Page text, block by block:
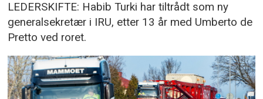
LEDERSKIFTE: Habib Turki har tiltrådt som ny
generalsekretær i IRU, etter 13 år med Umberto de
Pretto ved roret.